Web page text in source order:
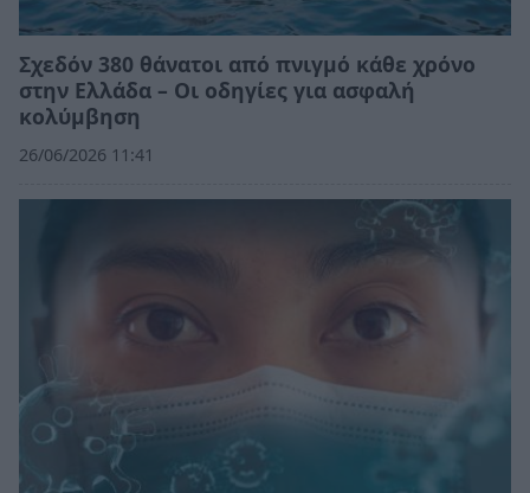
Σχεδόν 380 θάνατοι από πνιγμό κάθε χρόνο
στην Ελλάδα – Οι οδηγίες για ασφαλή
κολύμβηση
26/06/2026 11:41